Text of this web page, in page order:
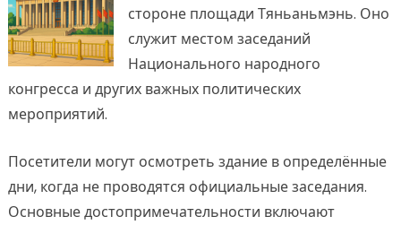
стороне площади Тяньаньмэнь. Оно
служит местом заседаний
Национального народного
конгресса и других важных политических
мероприятий.
Посетители могут осмотреть здание в определённые
дни, когда не проводятся официальные заседания.
Основные достопримечательности включают